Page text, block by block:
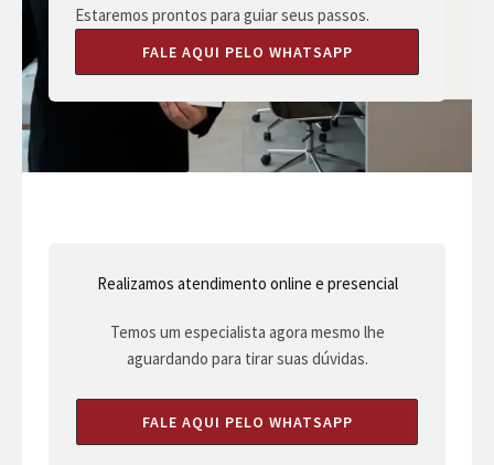
Estaremos prontos para guiar seus passos.
FALE AQUI PELO WHATSAPP
Realizamos atendimento online e presencial
Temos um especialista agora mesmo lhe
aguardando para tirar suas dúvidas.
FALE AQUI PELO WHATSAPP